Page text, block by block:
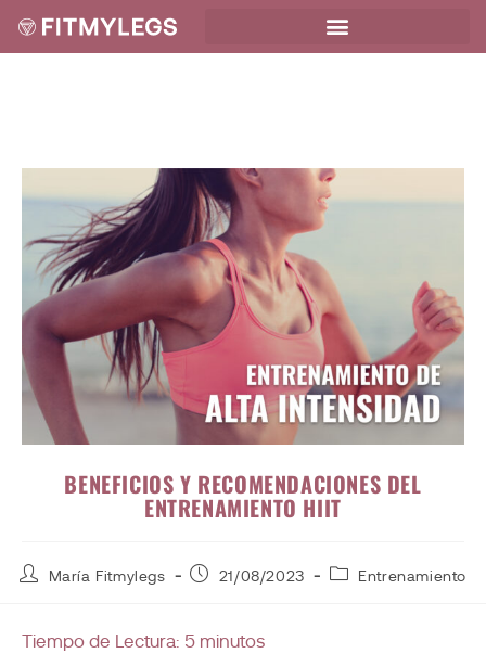
BENEFICIOS Y RECOMENDACIONES DEL
ENTRENAMIENTO HIIT
María Fitmylegs 21/08/2023 Entrenamiento
Tiempo de Lectura: 5 minutos